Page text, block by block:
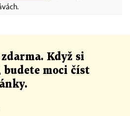
zdarma. Když si
moci číst
.